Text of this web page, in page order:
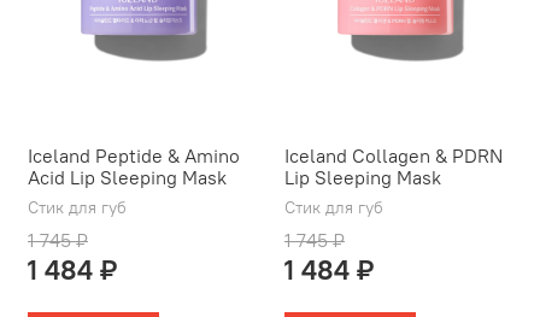
Iceland Peptide & Amino
Acid Lip Sleeping Mask
Стик для губ
1 745 ₽
1 484 ₽
Iceland Collagen & PDRN
Lip Sleeping Mask
Стик для губ
1 745 ₽
1 484 ₽